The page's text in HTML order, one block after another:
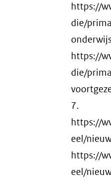
https://
die/
https://
die/
7.
https://
eel/
https://
eel/